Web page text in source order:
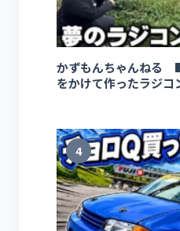
かずもんちゃんねる
をかけて作ったラジコ
4